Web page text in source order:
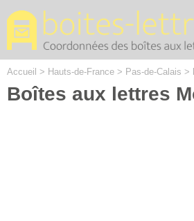
Accueil > Hauts-de-France > Pas-de-Calais >
Boîtes aux lettres